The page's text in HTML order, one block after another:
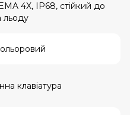
4X, IP68, стійкий до
льоду
клавіатура